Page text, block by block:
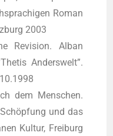
Roman
2003
Revi­si­on. Alban
Anders­welt”.
dem Men­schen.
und das
Kul­tur, Frei­burg